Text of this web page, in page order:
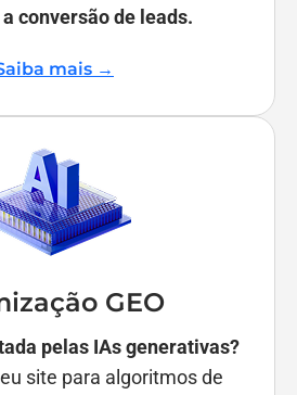
conversão de leads.
mais →
GEO
pelas IAs generativas?
site para algoritmos de